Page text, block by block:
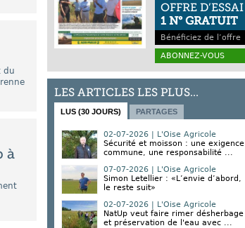
du
à
OFFRE D’ESSAI
1 N° GRATUIT
Bénéficiez de l’offre
ABONNEZ-VOUS
LES ARTICLES LES PLUS...
LUS (30 JOURS) PARTAGES
02-07-2026 | L'Oise Agricole
Sécurité et moisson : une exigence
commune, une responsabilité ...
07-07-2026 | L'Oise Agricole
Simon Letellier : «L’envie d’abord,
le reste suit»
02-07-2026 | L'Oise Agricole
NatUp veut faire rimer désherbage
et préservation de l'eau avec ...